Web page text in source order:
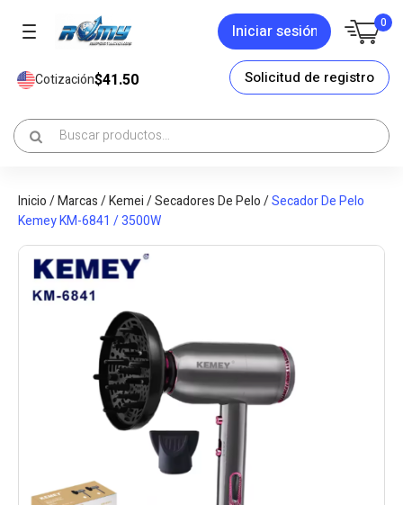
Iniciar sesión 0
Cotización$41.50 Solicitud de registro
Inicio/Marcas/Kemei/Secadores De Pelo/Secador De Pelo
Kemey KM-6841 / 3500W